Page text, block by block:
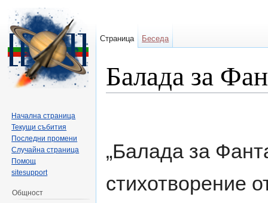
Балада за
„Балада за
стихотворение
Страница Беседа
Начална страница
Текущи събития
Последни промени
Случайна страница
Помощ
sitesupport
Общност